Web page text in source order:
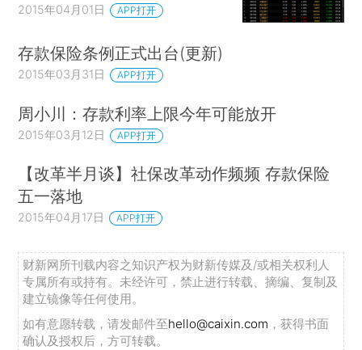
2015年04月01日 APP打开
存款保险条例正式出台(更新)
2015年03月31日 APP打开
周小川：存款利率上限今年可能放开
2015年03月12日 APP打开
【改革半月谈】社保改革动作频频 存款保险
五一落地
2015年04月17日 APP打开
财新网所刊载内容之知识产权为财新传媒及/或相关权利人
专属所有或持有。未经许可，禁止进行转载、摘编、复制及
建立镜像等任何使用。
如有意愿转载，请发邮件至hello@caixin.com ，获得书面
确认及授权后，方可转载。